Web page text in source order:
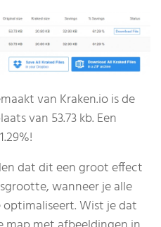
van Kraken.io is de
van 53.73 kb. Een
dat dit een groot effect
wanneer je alle
Wist je dat